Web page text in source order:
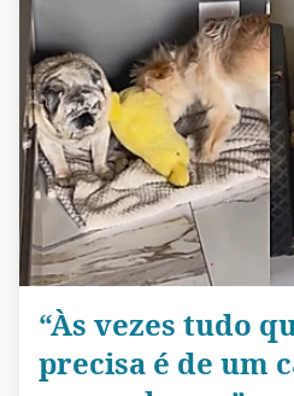
“Às vezes tudo
precisa é de um